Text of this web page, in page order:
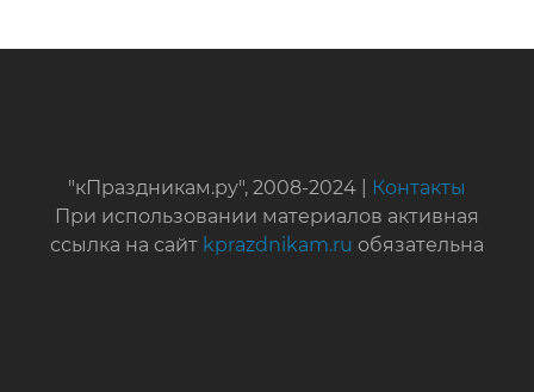
"кПраздникам.ру", 2008-2024 |
Контакты
При использовании материалов активная
ссылка на сайт kprazdnikam.ru обязательна